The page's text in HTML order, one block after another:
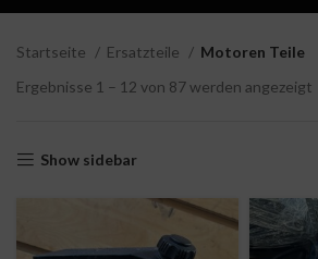
Startseite Ersatzteile
Motoren Teile
Ergebnisse 1 – 12 von 87 werden angezeigt
Show sidebar